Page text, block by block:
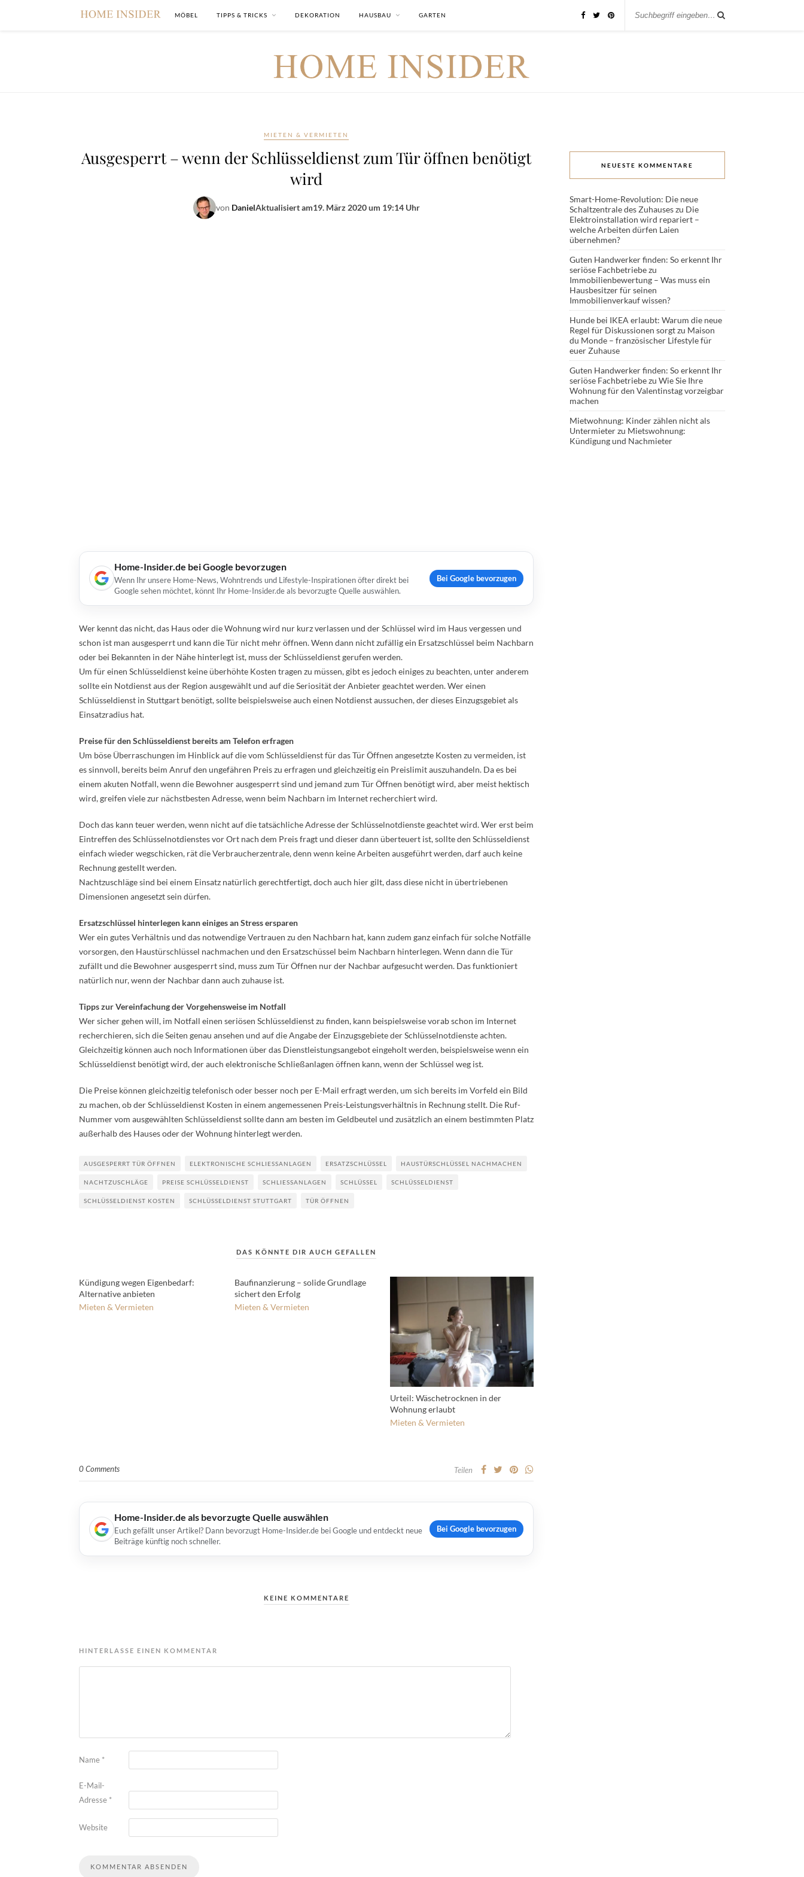
MÖBEL TIPPS & TRICKS DEKORATION HAUSBAU GARTEN
MIETEN & VERMIETEN
Ausgesperrt – wenn der Schlüsseldienst zum Tür öffnen benötigt
wird
von DanielAktualisiert am19. März 2020 um 19:14 Uhr
Home-Insider.de bei Google bevorzugen
Wenn Ihr unsere Home-News, Wohntrends und Lifestyle-Inspirationen öfter direkt bei
Google sehen möchtet, könnt Ihr Home-Insider.de als bevorzugte Quelle auswählen.
Bei Google bevorzugen
Wer kennt das nicht, das Haus oder die Wohnung wird nur kurz verlassen und der Schlüssel wird im Haus vergessen und
schon ist man ausgesperrt und kann die Tür nicht mehr öffnen. Wenn dann nicht zufällig ein Ersatzschlüssel beim Nachbarn
oder bei Bekannten in der Nähe hinterlegt ist, muss der Schlüsseldienst gerufen werden.
Um für einen Schlüsseldienst keine überhöhte Kosten tragen zu müssen, gibt es jedoch einiges zu beachten, unter anderem
sollte ein Notdienst aus der Region ausgewählt und auf die Seriosität der Anbieter geachtet werden. Wer einen
Schlüsseldienst in Stuttgart benötigt, sollte beispielsweise auch einen Notdienst aussuchen, der dieses Einzugsgebiet als
Einsatzradius hat.
Preise für den Schlüsseldienst bereits am Telefon erfragen
Um böse Überraschungen im Hinblick auf die vom Schlüsseldienst für das Tür Öffnen angesetzte Kosten zu vermeiden, ist
es sinnvoll, bereits beim Anruf den ungefähren Preis zu erfragen und gleichzeitig ein Preislimit auszuhandeln. Da es bei
einem akuten Notfall, wenn die Bewohner ausgesperrt sind und jemand zum Tür Öffnen benötigt wird, aber meist hektisch
wird, greifen viele zur nächstbesten Adresse, wenn beim Nachbarn im Internet recherchiert wird.
Doch das kann teuer werden, wenn nicht auf die tatsächliche Adresse der Schlüsselnotdienste geachtet wird. Wer erst beim
Eintreffen des Schlüsselnotdienstes vor Ort nach dem Preis fragt und dieser dann überteuert ist, sollte den Schlüsseldienst
einfach wieder wegschicken, rät die Verbraucherzentrale, denn wenn keine Arbeiten ausgeführt werden, darf auch keine
Rechnung gestellt werden.
Nachtzuschläge sind bei einem Einsatz natürlich gerechtfertigt, doch auch hier gilt, dass diese nicht in übertriebenen
Dimensionen angesetzt sein dürfen.
Ersatzschlüssel hinterlegen kann einiges an Stress ersparen
Wer ein gutes Verhältnis und das notwendige Vertrauen zu den Nachbarn hat, kann zudem ganz einfach für solche Notfälle
vorsorgen, den Haustürschlüssel nachmachen und den Ersatzschüssel beim Nachbarn hinterlegen. Wenn dann die Tür
zufällt und die Bewohner ausgesperrt sind, muss zum Tür Öffnen nur der Nachbar aufgesucht werden. Das funktioniert
natürlich nur, wenn der Nachbar dann auch zuhause ist.
Tipps zur Vereinfachung der Vorgehensweise im Notfall
Wer sicher gehen will, im Notfall einen seriösen Schlüsseldienst zu finden, kann beispielsweise vorab schon im Internet
recherchieren, sich die Seiten genau ansehen und auf die Angabe der Einzugsgebiete der Schlüsselnotdienste achten.
Gleichzeitig können auch noch Informationen über das Dienstleistungsangebot eingeholt werden, beispielsweise wenn ein
Schlüsseldienst benötigt wird, der auch elektronische Schließanlagen öffnen kann, wenn der Schlüssel weg ist.
Die Preise können gleichzeitig telefonisch oder besser noch per E-Mail erfragt werden, um sich bereits im Vorfeld ein Bild
zu machen, ob der Schlüsseldienst Kosten in einem angemessenen Preis-Leistungsverhältnis in Rechnung stellt. Die Ruf-
Nummer vom ausgewählten Schlüsseldienst sollte dann am besten im Geldbeutel und zusätzlich an einem bestimmten Platz
außerhalb des Hauses oder der Wohnung hinterlegt werden.
AUSGESPERRT TÜR ÖFFNEN ELEKTRONISCHE SCHLIESSANLAGEN ERSATZSCHLÜSSEL HAUSTÜRSCHLÜSSEL NACHMACHEN
NACHTZUSCHLÄGE PREISE SCHLÜSSELDIENST SCHLIESSANLAGEN SCHLÜSSEL SCHLÜSSELDIENST
SCHLÜSSELDIENST KOSTEN SCHLÜSSELDIENST STUTTGART TÜR ÖFFNEN
DAS KÖNNTE DIR AUCH GEFALLEN
Kündigung wegen Eigenbedarf:
Alternative anbieten
Mieten & Vermieten
Baufinanzierung – solide Grundlage
sichert den Erfolg
Mieten & Vermieten
Urteil: Wäschetrocknen in der
Wohnung erlaubt
Mieten & Vermieten
0 Comments Teilen
Home-Insider.de als bevorzugte Quelle auswählen
Euch gefällt unser Artikel? Dann bevorzugt Home-Insider.de bei Google und entdeckt neue
Beiträge künftig noch schneller.
Bei Google bevorzugen
KEINE KOMMENTARE
HINTERLASSE EINEN KOMMENTAR
Name *
E-Mail-
Adresse *
Website
NEUESTE KOMMENTARE
Smart-Home-Revolution: Die neue
Schaltzentrale des Zuhauseszu Die
Elektroinstallation wird repariert –
welche Arbeiten dürfen Laien
übernehmen?
Guten Handwerker finden: So erkennt Ihr
seriöse Fachbetriebezu
Immobilienbewertung – Was muss ein
Hausbesitzer für seinen
Immobilienverkauf wissen?
Hunde bei IKEA erlaubt: Warum die neue
Regel für Diskussionen sorgtzu Maison
du Monde – französischer Lifestyle für
euer Zuhause
Guten Handwerker finden: So erkennt Ihr
seriöse Fachbetriebezu Wie Sie Ihre
Wohnung für den Valentinstag vorzeigbar
machen
Mietwohnung: Kinder zählen nicht als
Untermieterzu Mietswohnung:
Kündigung und Nachmieter